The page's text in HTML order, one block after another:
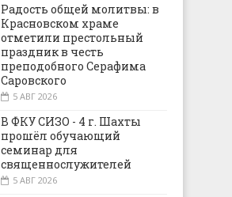
Радость общей молитвы: в
Красновском храме
отметили престольный
праздник в честь
преподобного Серафима
Саровского
5 АВГ 2026
В ФКУ СИЗО - 4 г. Шахты
прошёл обучающий
семинар для
священнослужителей
5 АВГ 2026